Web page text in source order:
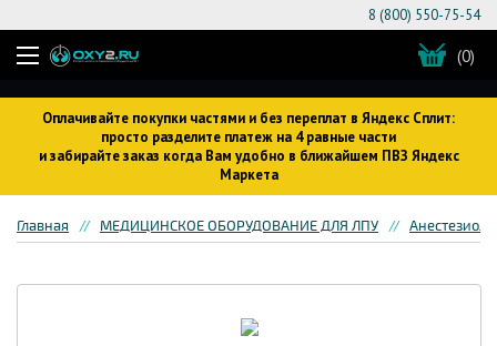
Оплачивайте покупки частями и без переплат в Яндекс Сплит:
просто разделите платеж на 4 равные части
и забирайте заказ когда Вам удобно в ближайшем ПВЗ Яндекс
Маркета
8 (800) 550-75-54
(0)
Главная МЕДИЦИНСКОЕ ОБОРУДОВАНИЕ ДЛЯ ЛПУ